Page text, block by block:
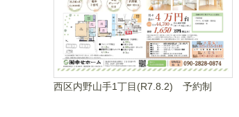
西区内野山手1丁目(R7.8.2) 予約制